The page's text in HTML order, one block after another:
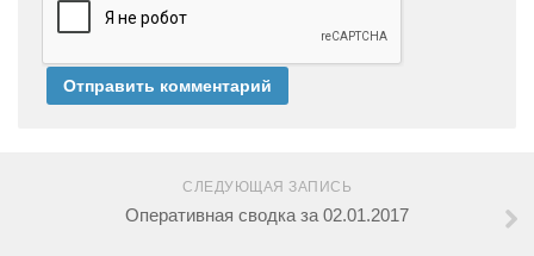
СЛЕДУЮЩАЯ ЗАПИСЬ
Оперативная сводка за 02.01.2017